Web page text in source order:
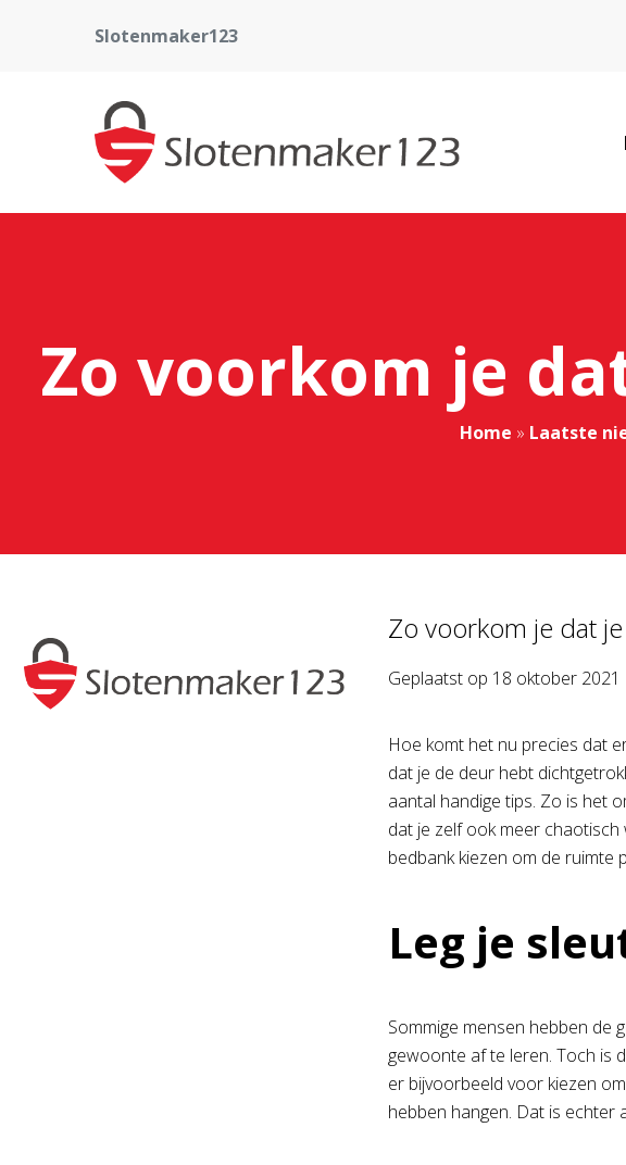
Slotenmaker123
Zo voorkom je
Home » Laatste
Zo voorkom je dat
Geplaatst op 18 oktober 2021
Hoe komt het nu precies dat
dat je de deur hebt
aantal handige tips. Zo is het
dat je zelf ook meer
bedbank kiezen om de ruimte
Leg je
Sommige mensen hebben de
gewoonte af te leren. Toch is
er bijvoorbeeld voor kiezen
hebben hangen. Dat is echter